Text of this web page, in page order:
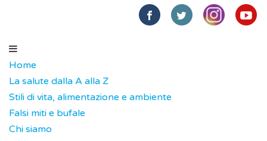
Home
La salute dalla A alla Z
Stili di vita, alimentazione e ambiente
Falsi miti e bufale
Chi siamo